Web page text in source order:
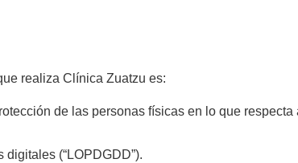
realiza Clínica Zuatzu es:
de las personas físicas en lo que respecta
(“LOPDGDD”).